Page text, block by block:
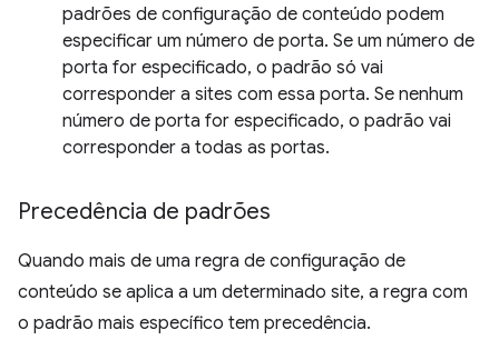
padrões de configuração de conteúdo podem
especificar um número de porta. Se um número de
porta for especificado, o padrão só vai
corresponder a sites com essa porta. Se nenhum
número de porta for especificado, o padrão vai
corresponder a todas as portas.
Precedência de padrões
Quando mais de uma regra de configuração de
conteúdo se aplica a um determinado site, a regra com
o padrão mais específico tem precedência.